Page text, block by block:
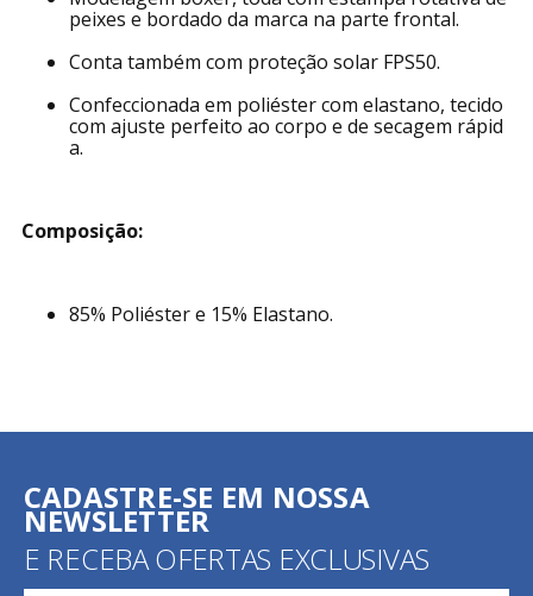
peixes e bordado da marca na parte frontal.
Conta também com proteção solar FPS50.
Confeccionada em poliéster com elastano, tecido
com ajuste perfeito ao corpo e de secagem rápid
a.
Composição:
85% Poliéster e 15% Elastano.
CADASTRE-SE EM NOSSA
NEWSLETTER
E RECEBA OFERTAS EXCLUSIVAS